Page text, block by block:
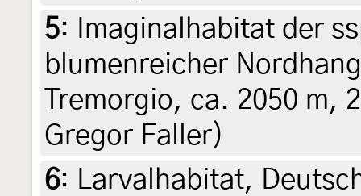
5:
Imaginalhabitat der
blumenreicher
Tremorgio, ca. 2050
Gregor Faller)
6: Larvalhabitat,